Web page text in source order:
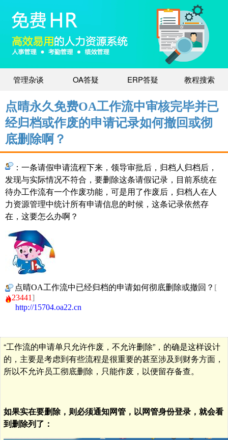
管理杂谈 OA答疑 ERP答疑 教程搜索
点晴永久免费OA工作流中审核完毕并已
经归档或作废的申请记录如何撤回或彻
底删除啊？
​：一条请假申请流程下来，领导审批后，归档人归档后，
发现与实际情况不符合，要删除这条请假记录，目前系统在
待办工作流有一个作废功能，可是用了作废后，归档人在人
力资源管理中统计所有申请信息的时候，这条记录依然存
在，这要怎么办啊？
点晴OA工作流中已经归档的申请如何彻底删除或撤回？ [
23441]
http://15704.oa22.cn
“工作流的申请单只允许作废，不允许删除”，的确是这样设计
的，主要是考虑到有些流程是很重要的甚至涉及到财务方面，
所以不允许员工彻底删除，只能作废，以便留存备查。
如果实在要删除，则必须通知网管，以网管身份登录，就会看
到删除列了：